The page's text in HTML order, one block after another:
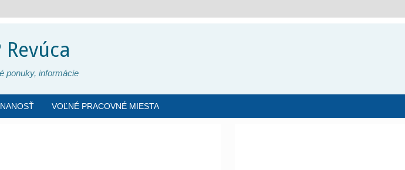
Revúca
ponuky, informácie
VOĽNÉ PRACOVNÉ MIESTA